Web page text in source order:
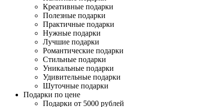
Креативные подарки
Полезные подарки
Практичные подарки
Нужные подарки
Лучшие подарки
Романтические подарки
Стильные подарки
Уникальные подарки
Удивительные подарки
Шуточные подарки
Подарки по цене
Подарки от 5000 рублей